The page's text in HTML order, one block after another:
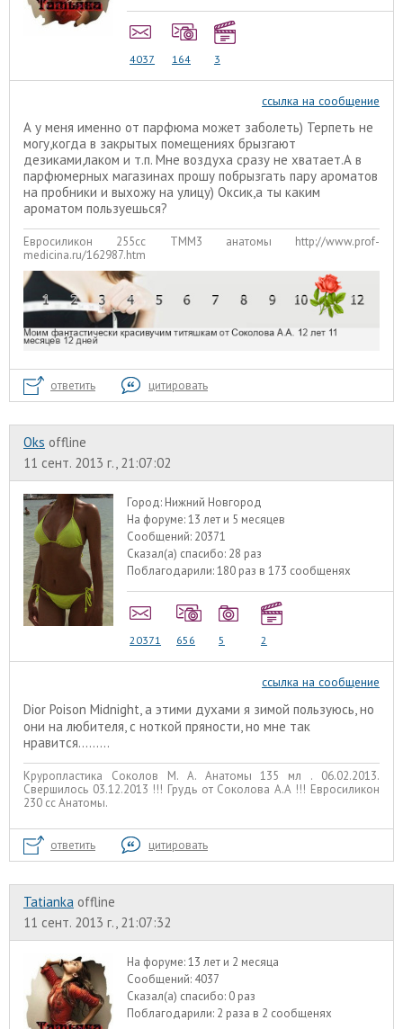
4037 164 3
ссылка на сообщение
А у меня именно от парфюма может заболеть) Терпеть не
могу,когда в закрытых помещениях брызгают
дезиками,лаком и т.п. Мне воздуха сразу не хватает.А в
парфюмерных магазинах прошу побрызгать пару ароматов
на пробники и выхожу на улицу) Оксик,а ты каким
ароматом пользуешься?
Евросиликон 255сс ТММ3 анатомы http://www.prof-
medicina.ru/162987.htm
ответить цитировать
Oks offline
11 сент. 2013 г., 21:07:02
Город: Нижний Новгород
На форуме:13 лет и 5 месяцев
Сообщений: 20371
Сказал(а) спасибо: 28 раз
Поблагодарили:180 раз в 173 сообщенях
20371 656 5 2
ссылка на сообщение
Dior Poison Midnight, а этими духами я зимой пользуюсь, но
они на любителя, с ноткой пряности, но мне так
нравится.........
Круропластика Соколов М. А. Анатомы 135 мл . 06.02.2013.
Свершилось 03.12.2013 !!! Грудь от Соколова А.А !!! Евросиликон
230 сс Анатомы.
ответить цитировать
Tatianka offline
11 сент. 2013 г., 21:07:32
На форуме:13 лет и 2 месяца
Сообщений: 4037
Сказал(а) спасибо: 0 раз
Поблагодарили: 2 раза в 2 сообщенях